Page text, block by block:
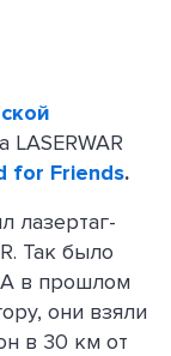
LASERWAR
for Friends.
лазертаг-
Так было
А в прошлом
они взяли
в 30 км от